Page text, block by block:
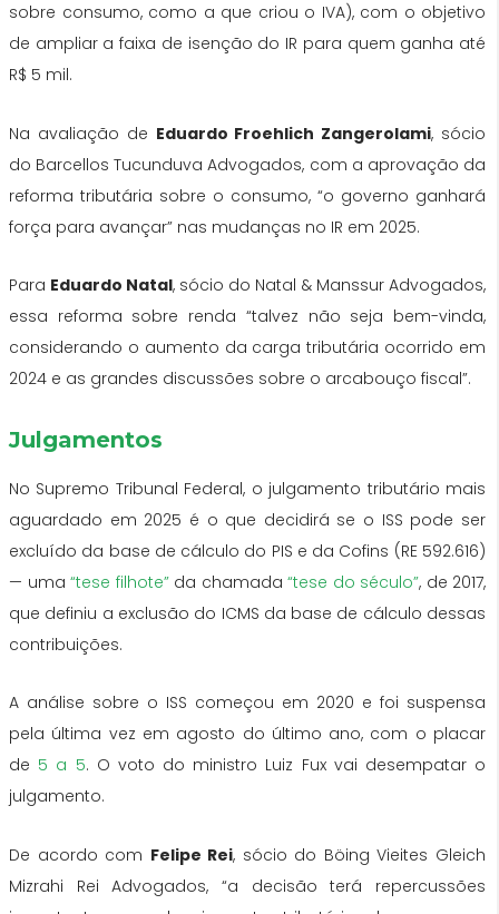
sobre consumo, como a que criou o IVA), com o objetivo
de ampliar a faixa de isenção do IR para quem ganha até
R$ 5 mil.
Na avaliação de Eduardo Froehlich Zangerolami, sócio
do Barcellos Tucunduva Advogados, com a aprovação da
reforma tributária sobre o consumo, “o governo ganhará
força para avançar” nas mudanças no IR em 2025.
Para Eduardo Natal, sócio do Natal & Manssur Advogados,
essa reforma sobre renda “talvez não seja bem-vinda,
considerando o aumento da carga tributária ocorrido em
2024 e as grandes discussões sobre o arcabouço fiscal”.
Julgamentos
No Supremo Tribunal Federal, o julgamento tributário mais
aguardado em 2025 é o que decidirá se o ISS pode ser
excluído da base de cálculo do PIS e da Cofins (RE 592.616)
— uma “tese filhote”da chamada “tese do século”, de 2017,
que definiu a exclusão do ICMS da base de cálculo dessas
contribuições.
A análise sobre o ISS começou em 2020 e foi suspensa
pela última vez em agosto do último ano, com o placar
de 5 a 5. O voto do ministro Luiz Fux vai desempatar o
julgamento.
De acordo com Felipe Rei, sócio do Böing Vieites Gleich
Mizrahi Rei Advogados, “a decisão terá repercussões